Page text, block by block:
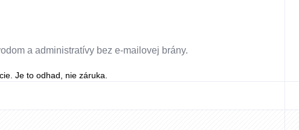
a administratívy bez e-mailovej brány.
Je to odhad, nie záruka.